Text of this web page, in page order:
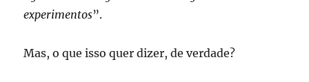
experimentos”.
Mas, o que isso quer dizer, de verdade?